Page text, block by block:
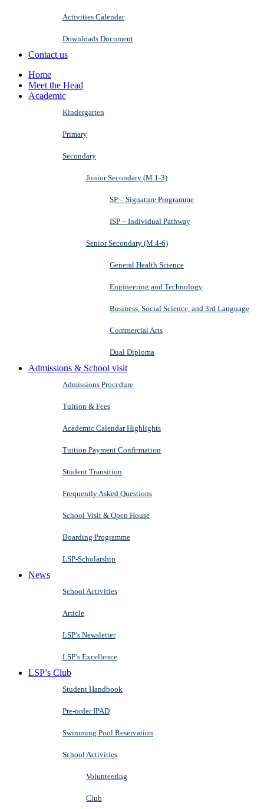
Activities Calendar
Downloads Document
Contact us
Home
Meet the Head
Academic
Kindergarten
Primary
Secondary
Junior Secondary (M.1-3)
SP – Signature Programme
ISP – Individual Pathway
Senior Secondary (M.4-6)
General Health Science
Engineering and Technology
Business, Social Science, and 3rd Language
Commercial Arts
Dual Diploma
Admissions & School visit
Admissions Procedure
Tuition & Fees
Academic Calendar Highlights
Tuition Payment Confirmation
Student Transition
Frequently Asked Questions
School Visit & Open House
Boarding Programme
LSP-Scholarship
News
School Activities
Article
LSP’s Newsletter
LSP’s Excellence
LSP’s Club
Student Handbook
Pre-order IPAD
Swimming Pool Reservation
School Activities
Volunteering
Club